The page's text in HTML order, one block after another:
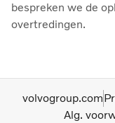
bespreken we de
overtredingen.
volvogroup.com
Alg.